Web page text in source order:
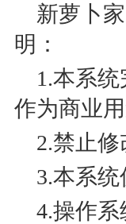
新萝卜
明：
1.本系
作为商业用
2.禁止
3.本系
4.操作